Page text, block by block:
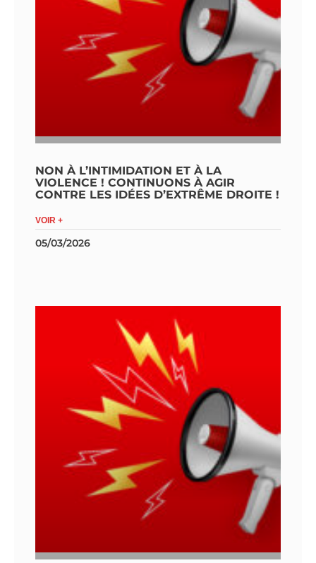
NON À L’INTIMIDATION ET À LA
VIOLENCE ! CONTINUONS À AGIR
CONTRE LES IDÉES D’EXTRÊME DROITE !
VOIR +
05/03/2026